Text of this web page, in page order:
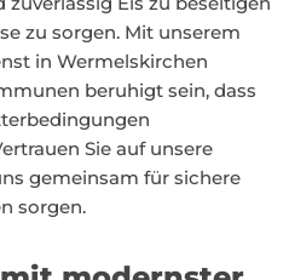
zu sorgen. Mit unserem
in Wermelskirchen
beruhigt sein, dass
Sie auf unsere
gemeinsam für sichere
sorgen.